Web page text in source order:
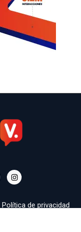
Política de privacidad